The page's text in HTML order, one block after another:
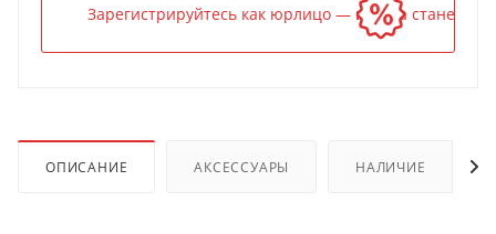
Зарегистрируйтесь как юрлицо — и цена станет
ОПИСАНИЕ АКСЕССУАРЫ НАЛИЧИЕ